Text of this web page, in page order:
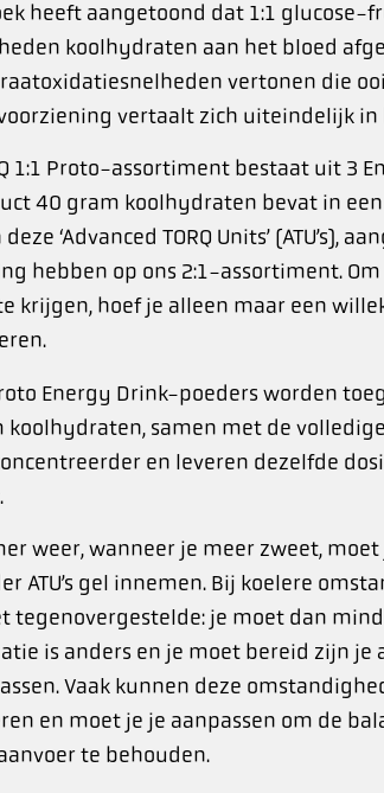
heeft aangetoond dat 1:1 glucose-
koolhydraten aan het bloed
vertonen die
vertaalt zich uiteindelijk
1:1 Proto-assortiment bestaat uit 3
40 gram koolhydraten bevat in
‘Advanced TORQ Units’ (ATU’s),
hebben op ons 2:1-assortiment.
krijgen, hoef je alleen maar een
Energy Drink-poeders worden
koolhydraten, samen met de
en leveren dezelfde
weer, wanneer je meer zweet, moet
ATU’s gel innemen. Bij koelere
tegenovergestelde: je moet dan
is anders en je moet bereid zijn
Vaak kunnen deze
en moet je je aanpassen om de
te behouden.